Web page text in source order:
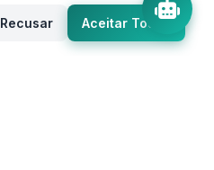
Recusar Aceitar Todos